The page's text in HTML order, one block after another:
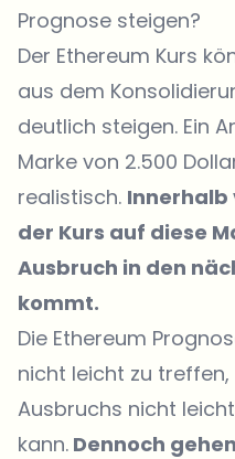
Prognose steigen?
Der Ethereum Kurs
aus dem
deutlich steigen. Ein
Marke von 2.500
realistisch. Innerhalb
der Kurs auf diese
Ausbruch in den
kommt.
Die Ethereum
nicht leicht zu
Ausbruchs nicht
kann. Dennoch